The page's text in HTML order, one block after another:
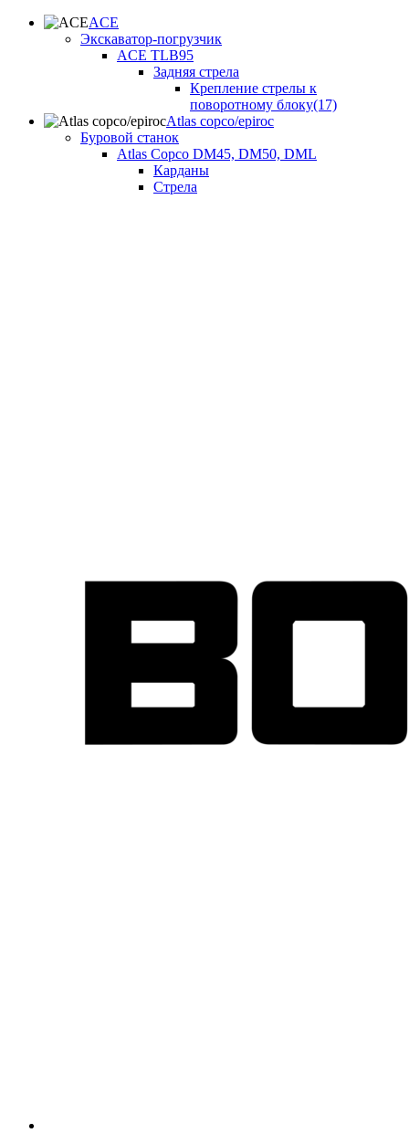
ACE
Экскаватор-погрузчик
ACE TLB95
Задняя стрела
Крепление стрелы к
поворотному блоку(17)
Atlas copco/epiroc
Буровой станок
Atlas Copco DM45, DM50, DML
Карданы
Стрела